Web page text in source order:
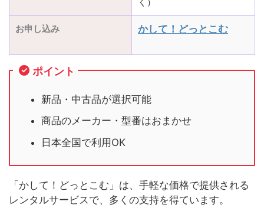
お申し込み かして！どっとこむ
ポイント
新品・中古品が選択可能
商品のメーカー・型番はおまかせ
日本全国で利用OK
「かして！どっとこむ」は、手軽な価格で提供される
レンタルサービスで、多くの支持を得ています。